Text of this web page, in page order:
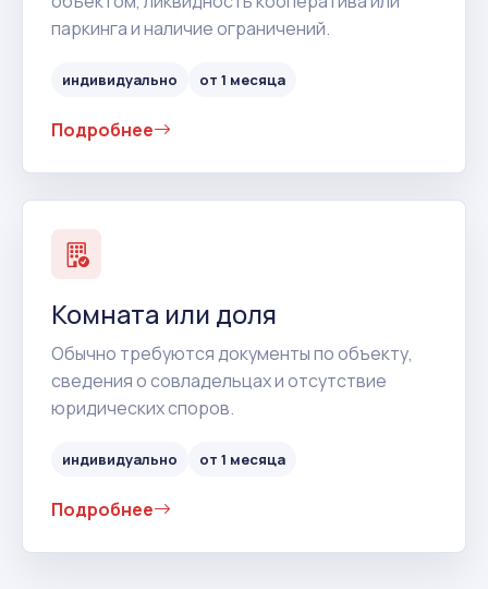
паркинга и наличие ограничений.
индивидуально от 1 месяца
Подробнее
Комната или доля
Обычно требуются документы по объекту,
сведения о совладельцах и отсутствие
юридических споров.
индивидуально от 1 месяца
Подробнее